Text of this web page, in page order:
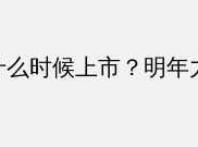
么时候上市？明年